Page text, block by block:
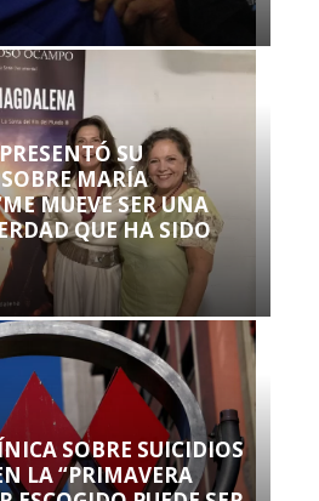
SU
MARÍA
MUEVE SER UNA
QUE HA SIDO
SOBRE SUICIDIOS
LA “PRIMAVERA